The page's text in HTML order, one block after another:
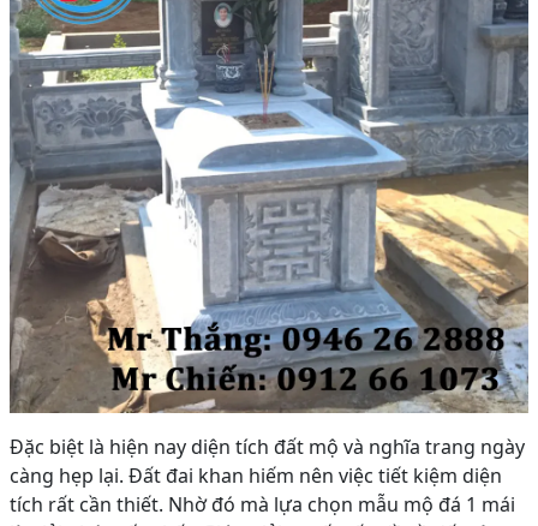
Đặc biệt là hiện nay diện tích đất mộ và nghĩa trang ngày
càng hẹp lại. Đất đai khan hiếm nên việc tiết kiệm diện
tích rất cần thiết. Nhờ đó mà lựa chọn mẫu mộ đá 1 mái